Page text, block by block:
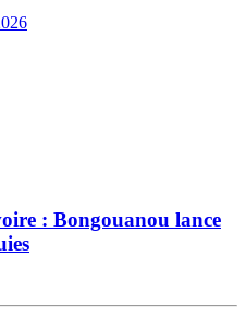
: Bongouanou lance